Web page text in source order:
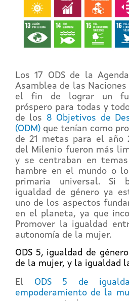
Los 17 ODS de la
Asamblea de las Naciones
el fin de lograr un
próspero para todas y
de los 8 Objetivos de
(ODM) que tenían como
de 21 metas para el año
del Milenio fueron más
y se centraban en
hambre en el mundo o
primaria universal. Si
igualdad de género ya
uno de los aspectos
en el planeta, ya que
Promover la igualdad
autonomía de la mujer.
ODS 5, igualdad de
de la mujer, y la igualdad
El ODS 5 de
empoderamiento de la